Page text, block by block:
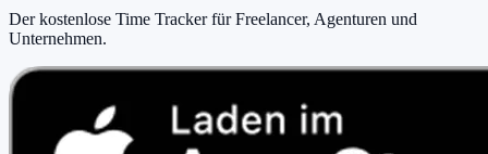
Der kostenlose Time Tracker für Freelancer, Agenturen und
Unternehmen.